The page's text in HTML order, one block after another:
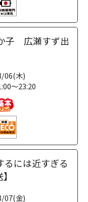
子 広瀬すず出
06(木)
～23:20
には近すぎる
07(金)